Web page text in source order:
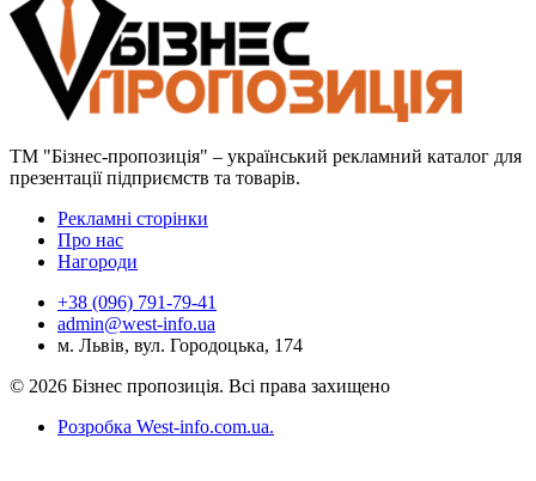
ТМ "Бізнес-пропозиція" – український рекламний каталог для
презентації підприємств та товарів.
Рекламні сторінки
Про нас
Нагороди
+38 (096) 791-79-41
admin@west-info.ua
м. Львів, вул. Городоцька, 174
© 2026 Бізнес пропозиція. Всі права захищено
Розробка West-info.com.ua.